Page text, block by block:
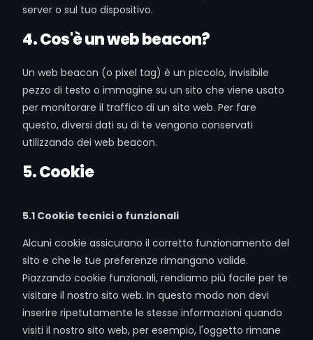
server o sul tuo dispositivo.
4. Cos'è un web beacon?
Un web beacon (o pixel tag) è un piccolo, invisibile
pezzo di testo o immagine su un sito che viene usato
per monitorare il traffico di un sito web. Per fare
questo, diversi dati su di te vengono conservati
utilizzando dei web beacon.
5. Cookie
5.1 Cookie tecnici o funzionali
Alcuni cookie assicurano il corretto funzionamento del
sito e che le tue preferenze rimangano valide.
Piazzando cookie funzionali, rendiamo più facile per te
visitare il nostro sito web. In questo modo non devi
inserire ripetutamente le stesse informazioni quando
visiti il nostro sito web, per esempio, l'oggetto rimane